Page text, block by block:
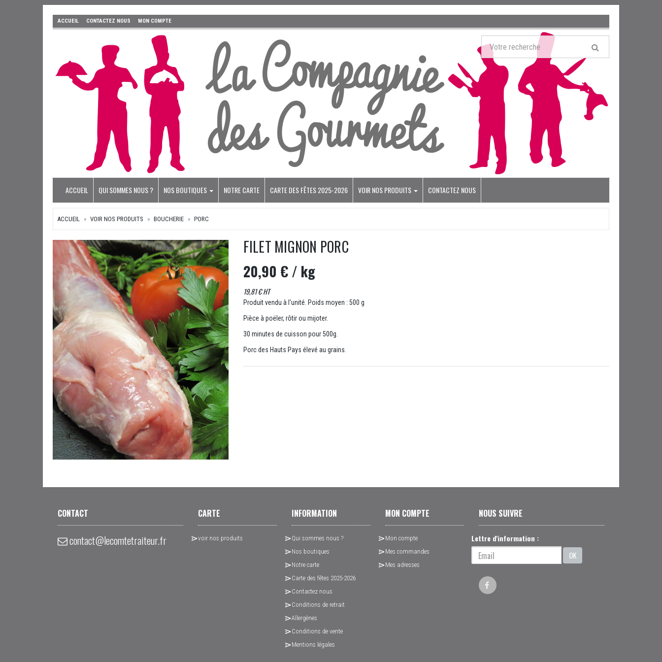
ACCUEIL CONTACTEZ NOUS MON COMPTE
ACCUEIL QUI SOMMES NOUS ? NOS BOUTIQUES NOTRE CARTE CARTE DES FÊTES 2025-2026 VOIR NOS PRODUITS CONTACTEZ NOUS
ACCUEIL VOIR NOS PRODUITS BOUCHERIE PORC
FILET MIGNON PORC
20,90 €/ kg
19,81 € HT
Produit vendu à l'unité. Poids moyen : 500 g
Pièce à poëler, rôtir ou mijoter.
30 minutes de cuisson pour 500g.
Porc des Hauts Pays élevé au grains.
CONTACT
contact@lecomtetraiteur.fr
CARTE
voir nos produits
INFORMATION
Qui sommes nous ?
Nos boutiques
Notre carte
Carte des fêtes 2025-2026
Contactez nous
Conditions de retrait
Allergènes
Conditions de vente
Mentions légales
MON COMPTE
Mon compte
Mes commandes
Mes adresses
NOUS SUIVRE
Lettre d'information :
OK